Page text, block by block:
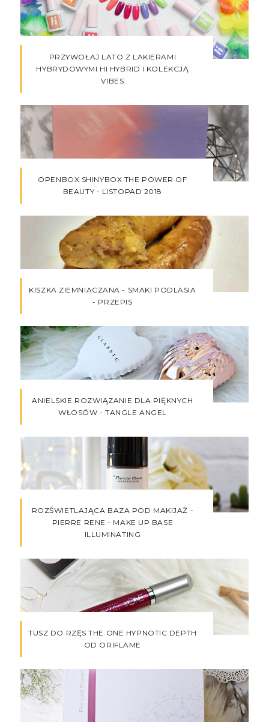
PRZYWOŁAJ LATO Z LAKIERAMI
HYBRYDOWYMI HI HYBRID I KOLEKCJĄ
VIBES
OPENBOX SHINYBOX THE POWER OF
BEAUTY - LISTOPAD 2018
KISZKA ZIEMNIACZANA - SMAKI PODLASIA
- PRZEPIS
ANIELSKIE ROZWIĄZANIE DLA PIĘKNYCH
WŁOSÓW - TANGLE ANGEL
ROZŚWIETLAJĄCA BAZA POD MAKIJAŻ -
PIERRE RENE - MAKE UP BASE
ILLUMINATING
TUSZ DO RZĘS THE ONE HYPNOTIC DEPTH
OD ORIFLAME